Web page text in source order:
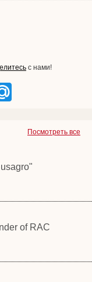
с нами!
Посмотреть все
of RAC